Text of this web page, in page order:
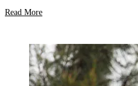
Read More